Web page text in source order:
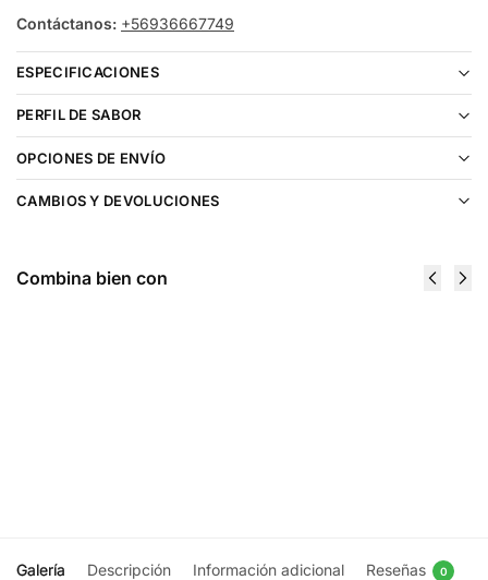
Contáctanos: +56936667749
ESPECIFICACIONES
PERFIL DE SABOR
OPCIONES DE ENVÍO
CAMBIOS Y DEVOLUCIONES
Combina bien con
Galería Descripción Información adicional Reseñas 0